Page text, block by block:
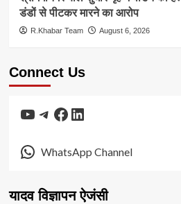
डंडों से पीटकर मारने का आरोप
R.Khabar Team August 6, 2026
Connect Us
YouTube
Telegram
Facebook
LinkedIn
WhatsApp Channel
यादव विज्ञापन ऐजंसी